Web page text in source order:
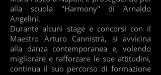
alla scuola "Harmony" di Arnaldo
Angelini.
Durante alcuni stage e concorsi con il
Maestro Arturo Cannistrà, si avvicina
alla danza contemporanea e, volendo
migliorare e rafforzare le sue attitudini,
continua il suo percorso di formazione